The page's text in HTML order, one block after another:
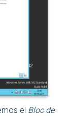
el Bloc de